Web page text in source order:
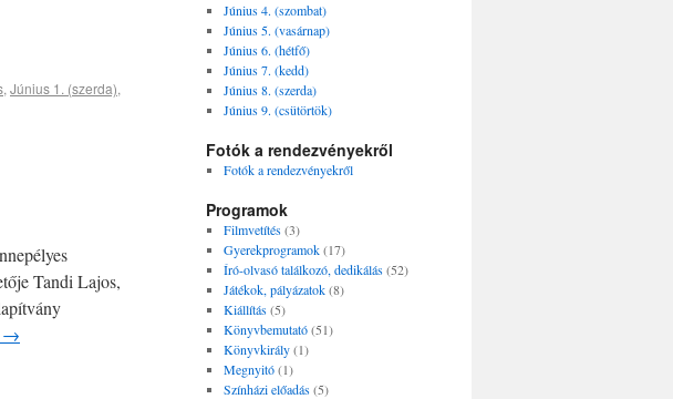
,Június 1. (szerda),
Tandi Lajos,
→
Június 4. (szombat)
Június 5. (vasárnap)
Június 6. (hétfő)
Június 7. (kedd)
Június 8. (szerda)
Június 9. (csütörtök)
Fotók a rendezvényekről
Fotók a rendezvényekről
Programok
Filmvetítés(3)
Gyerekprogramok(17)
Író-olvasó találkozó, dedikálás(52)
Játékok, pályázatok(8)
Kiállítás(5)
Könyvbemutató(51)
Könyvkirály(1)
Megnyitó(1)
Színházi előadás(5)